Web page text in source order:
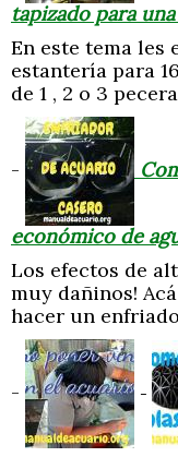
tapizado para
En este tema les
estantería para
de 1 , 2 o 3
-
económico de
Los efectos de
muy dañinos!
hacer un
- -